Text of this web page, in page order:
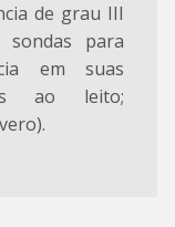
de grau III
sondas para
em suas
ao leito;